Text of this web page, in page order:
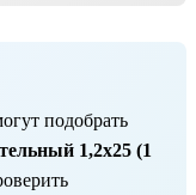
подобрать
1,2х25 (1